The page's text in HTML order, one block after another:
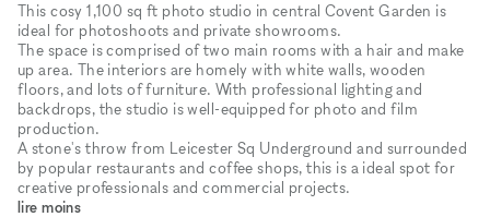
This cosy 1,100 sq ft photo studio in central Covent Garden is
ideal for photoshoots and private showrooms.
The space is comprised of two main rooms with a hair and make
up area. The interiors are homely with white walls, wooden
floors, and lots of furniture. With professional lighting and
backdrops, the studio is well-equipped for photo and film
production.
A stone's throw from Leicester Sq Underground and surrounded
by popular restaurants and coffee shops, this is a ideal spot for
creative professionals and commercial projects.
lire moins